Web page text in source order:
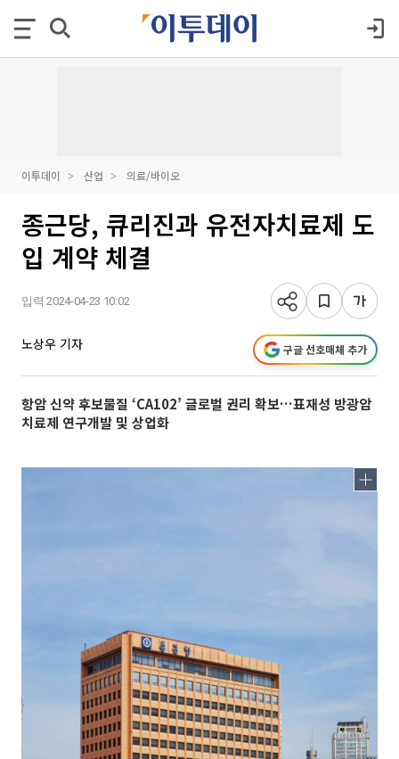
이투데이 산업 의료/바이오
종근당, 큐리진과 유전자치료제 도
입 계약 체결
입력 2024-04-23 10:02
노상우 기자 구글 선호매체 추가
항암 신약 후보물질 ‘CA102’ 글로벌 권리 확보…표재성 방광암
치료제 연구개발 및 상업화